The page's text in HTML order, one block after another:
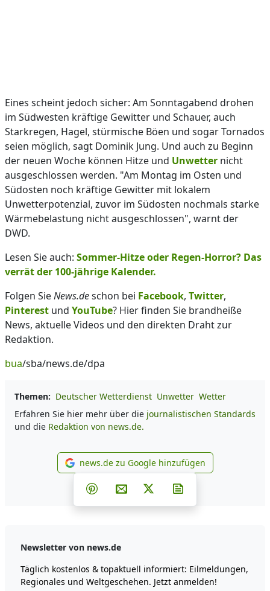
Eines scheint jedoch sicher: Am Sonntagabend drohen
im Südwesten kräftige Gewitter und Schauer, auch
Starkregen, Hagel, stürmische Böen und sogar Tornados
seien möglich, sagt Dominik Jung. Und auch zu Beginn
der neuen Woche können Hitze und Unwetter nicht
ausgeschlossen werden. "Am Montag im Osten und
Südosten noch kräftige Gewitter mit lokalem
Unwetterpotenzial, zuvor im Südosten nochmals starke
Wärmebelastung nicht ausgeschlossen", warnt der
DWD.
Lesen Sie auch: Sommer-Hitze oder Regen-Horror? Das
verrät der 100-jährige Kalender.
Folgen SieNews.deschon bei Facebook, Twitter,
Pinterest und YouTube? Hier finden Sie brandheiße
News, aktuelle Videos und den direkten Draht zur
Redaktion.
bua/sba/news.de/dpa
Themen: Deutscher Wetterdienst Unwetter Wetter
Erfahren Sie hier mehr über die journalistischen Standards
und die Redaktion von news.de.
news.de zu Google
news.de zu Google hinzufügen
Teilen auf Facebook
Teilen auf Whatsapp
Teilen auf Telegram
Teilen auf Pinterest
Per E-Mail teilen
Post auf X
Newsletter von news.de
Täglich kostenlos & topaktuell informiert: Eilmeldungen,
Regionales und Weltgeschehen. Jetzt anmelden!